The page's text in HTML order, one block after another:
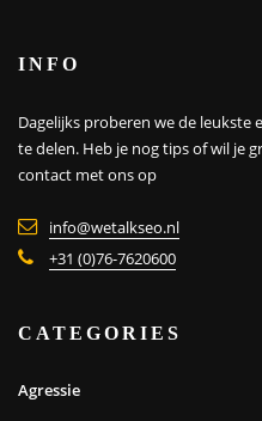
INFO
Dagelijks proberen we de
te delen. Heb je nog tips of wil je
contact met ons op
info@wetalkseo.nl
+31 (0)76-7620600
CATEGORIES
Agressie